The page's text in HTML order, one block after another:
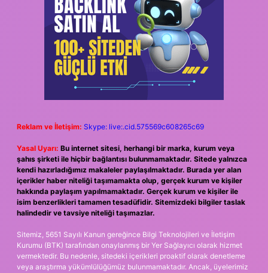
Reklam ve İletişim: Skype: live:.cid.575569c608265c69
Yasal Uyarı: Bu internet sitesi, herhangi bir marka, kurum veya
şahıs şirketi ile hiçbir bağlantısı bulunmamaktadır. Sitede yalnızca
kendi hazırladığımız makaleler paylaşılmaktadır. Burada yer alan
içerikler haber niteliği taşımamakta olup, gerçek kurum ve kişiler
hakkında paylaşım yapılmamaktadır. Gerçek kurum ve kişiler ile
isim benzerlikleri tamamen tesadüfidir. Sitemizdeki bilgiler taslak
halindedir ve tavsiye niteliği taşımazlar.
Sitemiz, 5651 Sayılı Kanun gereğince Bilgi Teknolojileri ve İletişim
Kurumu (BTK) tarafından onaylanmış bir Yer Sağlayıcı olarak hizmet
vermektedir. Bu nedenle, sitedeki içerikleri proaktif olarak denetleme
veya araştırma yükümlülüğümüz bulunmamaktadır. Ancak, üyelerimiz